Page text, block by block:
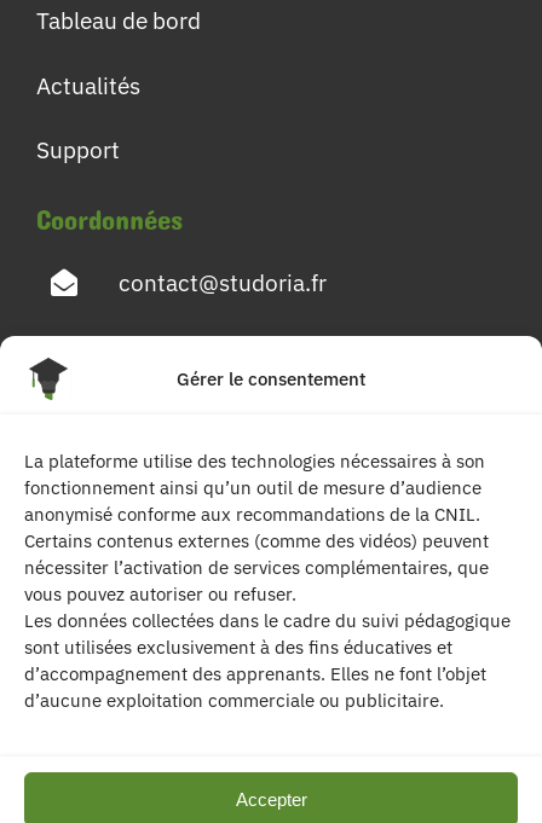
Gérer le consentement
La plateforme utilise des technologies nécessaires à son
fonctionnement ainsi qu’un outil de mesure d’audience
anonymisé conforme aux recommandations de la CNIL.
Certains contenus externes (comme des vidéos) peuvent
nécessiter l’activation de services complémentaires, que
vous pouvez autoriser ou refuser.
Les données collectées dans le cadre du suivi pédagogique
sont utilisées exclusivement à des fins éducatives et
d’accompagnement des apprenants. Elles ne font l’objet
d’aucune exploitation commerciale ou publicitaire.
Accepter
Tableau de bord
Actualités
Support
Coordonnées
contact@studoria.fr
4 Rue Georges Pompidou
Suivez-nous
| Les contenus publiés sur ce site sont